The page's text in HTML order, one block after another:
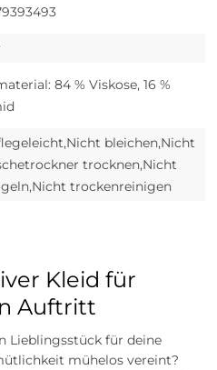
84 % Viskose, 16 %
bleichen,Nicht
trocknen,Nicht
trockenreinigen
Kleid für
Auftritt
Lieblingsstück für deine
mühelos vereint?